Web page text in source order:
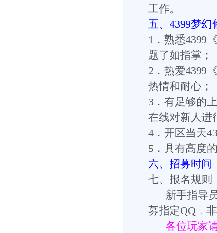
工作。
五、4399梦
1．熟悉4399
题了如指掌；
2．热爱4399
热情和耐心；
3．有足够的
在线对新人进
4．开区当天
5．具有高度
六、招募时间
七、报名规则
新手指导
募指定QQ，
各位玩家